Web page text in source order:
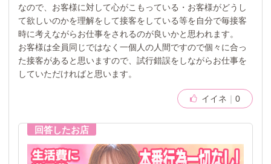
なので、お客様に対して心がこもっている・お客様がどうし
て欲しいのかを理解をして接客をしている等を自分で毎接客
時に考えながらお仕事をされるのが良いかと思われます。
お客様は全員同じではなく一個人の人間ですので個々に合っ
た接客があると思いますので、試行錯誤をしながらお仕事を
していただければと思います。
イイネ 0